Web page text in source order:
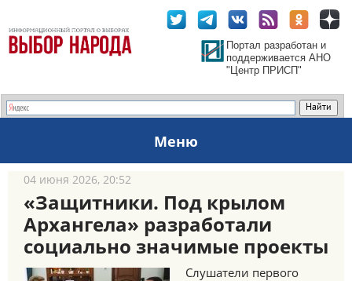
Портал разработан и
поддерживается АНО
"Центр ПРИСП"
Меню
04 июня 2026, 20:52
«Защитники. Под крылом
Архангела» разработали
социально значимые проекты
Слушатели первого